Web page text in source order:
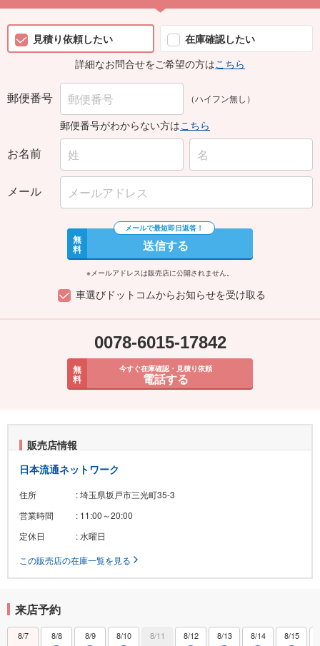
見積り依頼したい
在庫確認したい
詳細なお問合せをご希望の方はこちら
郵便番号 （ハイフン無し）
郵便番号がわからない方はこちら
お名前
メール
無
料 送信する
※メールアドレスは販売店に公開されません。
車選びドットコムからお知らせを受け取る
0078-6015-17842
無
料
今すぐ在庫確認・見積り依頼
電話する
販売店情報
日本流通ネットワーク
住所
: 埼玉県坂戸市三光町35-3
営業時間
: 11:00～20:00
定休日
: 水曜日
この販売店の在庫一覧を見る
来店予約
8/7 8/8 8/9 8/10 8/11 8/12 8/13 8/14 8/15